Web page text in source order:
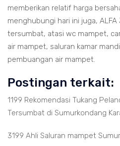
memberikan relatif harga
menghubungi hari ini juga,
tersumbat, atasi wc mampet,
air mampet, saluran kamar
pembuangan air mampet.
Postingan terkait:
1199 Rekomendasi Tukang
Tersumbat di Sumurkondang
3199 Ahli Saluran mampet